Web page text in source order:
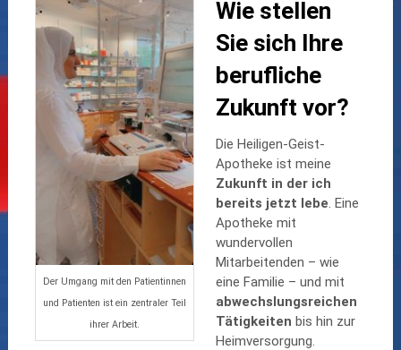
Der Umgang mit den Patientinnen
und Patienten ist ein zentraler Teil
ihrer Arbeit.
Wie stellen
Sie sich Ihre
berufliche
Zukunft vor?
Die Heiligen-Geist-
Apotheke ist meine
Zukunft in der ich
bereits jetzt lebe. Eine
Apotheke mit
wundervollen
Mitarbeitenden – wie
eine Familie – und mit
abwechslungsreichen
Tätigkeiten bis hin zur
Heimversorgung.